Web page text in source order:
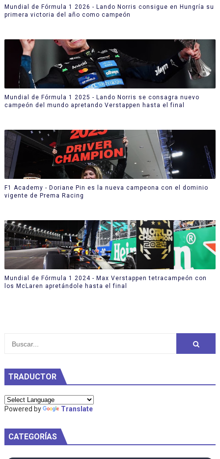
Mundial de Fórmula 1 2026 - Lando Norris consigue en Hungría su
primera victoria del año como campeón
Mundial de Fórmula 1 2025 - Lando Norris se consagra nuevo
campeón del mundo apretando Verstappen hasta el final
F1 Academy - Doriane Pin es la nueva campeona con el dominio
vigente de Prema Racing
Mundial de Fórmula 1 2024 - Max Verstappen tetracampeón con
los McLaren apretándole hasta el final
TRADUCTOR
Powered by Translate
CATEGORÍAS